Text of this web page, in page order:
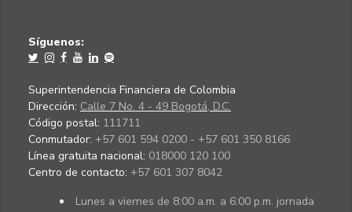
Síguenos:
Superintendencia Financiera de Colombia
Dirección: Calle 7 No. 4 - 49 Bogotá, D.C.
Código postal: 111711
Conmutador: +57 601 594 0200 - +57 601 350 8166
Línea gratuita nacional: 018000 120 100
Centro de contacto: +57 601 307 8042
Lunes a viernes de 8:00 a.m. a 6:00 p.m. jornada